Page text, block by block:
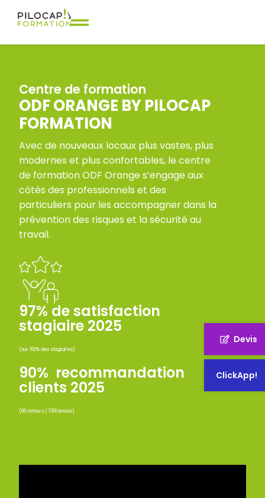
Devis
ClickApp!
Centre de formation
ODF ORANGE BY PILOCAP
FORMATION
Avec de nouveaux locaux plus vastes, plus
modernes et plus confortables, le centre
de formation ODF Orange s’engage aux
côtés des professionnels et des
particuliers pour les accompagner dans la
prévention des risques et la sécurité au
travail.
97% de satisfaction
stagiaire 2025
(sur 100% des stagiaires)
90% recommandation
clients 2025
(66 retours / 1318 envois)